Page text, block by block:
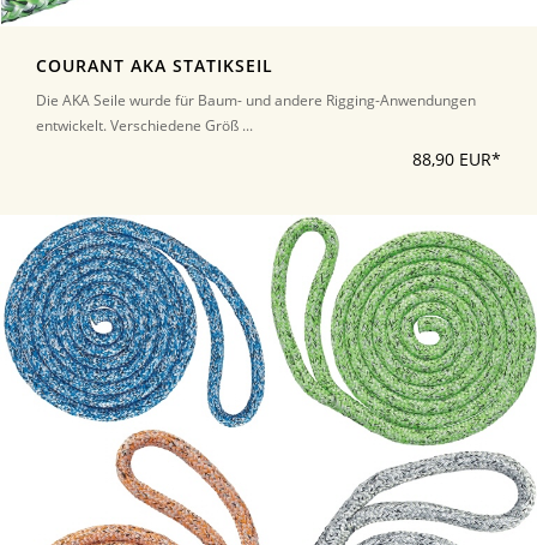
COURANT AKA STATIKSEIL
Die AKA Seile wurde für Baum- und andere Rigging-Anwendungen
entwickelt. Verschiedene Größ ...
88,90 EUR*